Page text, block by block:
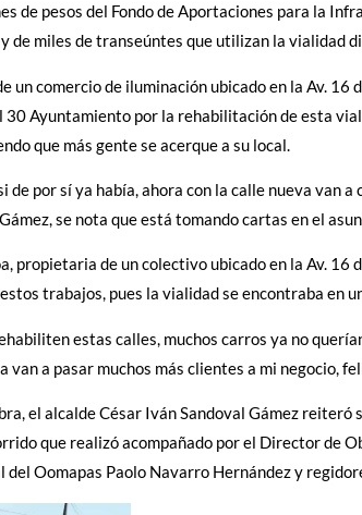
de pesos del Fondo de Aportaciones para la
de miles de transeúntes que utilizan la vialidad
un comercio de iluminación ubicado en la Av.
30 Ayuntamiento por la rehabilitación de esta
que más gente se acerque a su local.
de por sí ya había, ahora con la calle nueva van
se nota que está tomando cartas en el
propietaria de un colectivo ubicado en la Av.
trabajos, pues la vialidad se encontraba en
estas calles, muchos carros ya no
van a pasar muchos más clientes a mi negocio,
el alcalde César Iván Sandoval Gámez reiteró
que realizó acompañado por el Director de
Oomapas Paolo Navarro Hernández y